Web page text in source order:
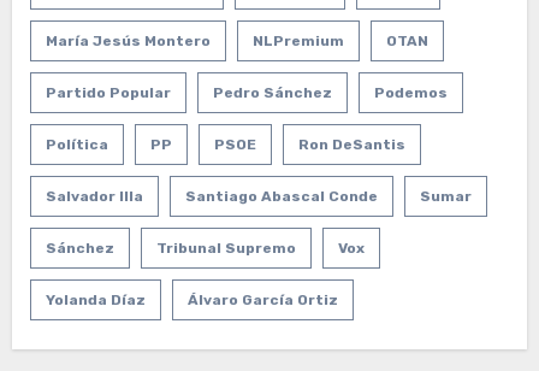
María Jesús Montero NLPremium OTAN
Partido Popular Pedro Sánchez Podemos
Política PP PSOE Ron DeSantis
Salvador Illa Santiago Abascal Conde Sumar
Sánchez Tribunal Supremo Vox
Yolanda Díaz Álvaro García Ortiz